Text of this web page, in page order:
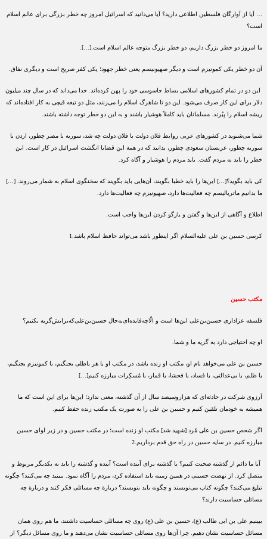
… آیا از آوارگان فلسطین اطلاعی دارید؟ آیا می‌دانید که اسرائیل امروز چه خطر بزرگی برای عالم اسلام
است؟
ما امروز دو خطر بزرگ داریم، دو خطر بزرگ متوجه عالم اسلام است.[…].
آن دو خطر یکی کمونیزم است و دیگر صهیونیسم یعنی خطر جهود؛ یکی کفر صریح است و دیگری نفاق.
این دو در تمام کشورهای اسلامی بساط جاسوسی خود را پهن کرده‌اند. خدا می‌داند که در سال چند میلیون
دلار برای این کار صرف می‌شود. این دو تا شاهرگ اسلام را می‌زنند، مثل دو تیغه قیچی به کار افتاده‌اند که
ریشه اسلام را بِبُرند. مسلمانان باید کاملاً هوشیار باشند و به این دو خطر توجه داشته باشند.
شما می‌شنوید در کشورهای عربی روابط فلان دولت با فلان دولت چه شد، سوریه با مصر چطور، اردن با
سوریه چطور، عربستان سعودی چطور، بدانید که در همة این قضایا انگشت اسرائیل در کار است. این
خطر را باید به مردم گفت. باید مردم را هوشیار و آگاه کرد.
کی باید بگوید؟[…] این‌ها را باید خطبا بگویند، آن‌هایی باید بگویند که سخنگوی اسلام به شمار می‌روند. […]
ما بدانیم ماتریالیسم چه فعالیت‌ها دارد، صهیونیزم چه فعالیت‌ها دارد.
اطلاع و آگاهی از این‌ها و گفتن و بازگو کردن این‌ها واجب است.
کرسی حسین بن علی علیه‌السلام اگر اینطور باشد می‌تواند حافظ اسلام باشد.‌1
مکتب حسین
فلسفه عزاداری حسین‌بن‌علی این‌ها است و الّا‌چه‌فایده‌ای‌به‌حال حسین‌بن‌علی‌که‌برایش‌گریه بکنیم؟
او چه احتیاجی دارد به گریه ما و شما.
حسین بن علی می‌خواهد نام او، مکتب او زنده باشد، در مکتب او با هر باطلی بجنگیم، با کمونیزم بجنگیم،
با ظلم، با بی‌عدالتی، با فساد، با فحشا، با قمار، با مُسکِرات مبارزه کنیم[…]
آرزوی شرکت در حادثه‌ای که هزاروسیصد سال از آن گذشته، معنی ندارد؛ این‌ها برای این است که ما
همیشه به خودمان تلقین کنیم و حسین بن علی را به صورت یک مکتب زنده حفظ کنیم.
اگر شخص حسین بن علی مُرد [شهید شد] مکتب او زنده است؛ در مکتب حسین و در زیر لوای حسین
مبارزه کنیم. در سایه حسین در راه حق قدم برداریم.2
آیا ما دائم از گذشته صحبت کنیم؟ یا گذشته برای آینده است؟ آینده و گذشته را باید به یکدیگر مربوط و
متصل کرد. از نهضت حسینی در همین زمینه باید استفاده کرد، مردم را آگاه نمود. ببینید چه می‌کنند؟ چگونه
تبلیغ می‌کنند؟ چگونه کتاب می‌نویسند و چگونه باید بنویسند؟ دربارة چه مسائلی فکر کنند و دربارة چه
مسائلی حساسیت دارند؟
ببینیم علی بن ابی طالب (ع)، حسین بن علی (ع) روی چه مسائلی حساسیت داشتند، ما هم روی همان
مسائل حساسیت نشان دهیم. چرا آن‌ها روی مسائلی حساسیت نشان می‌دهند و ما روی مسائل دیگر؟ از